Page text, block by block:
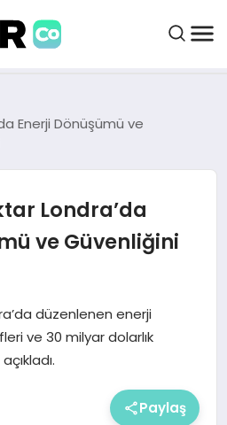
Enerji Dönüşümü ve
Londra’da
ve Güvenliğini
düzenlenen enerji
ve 30 milyar dolarlık
Paylaş